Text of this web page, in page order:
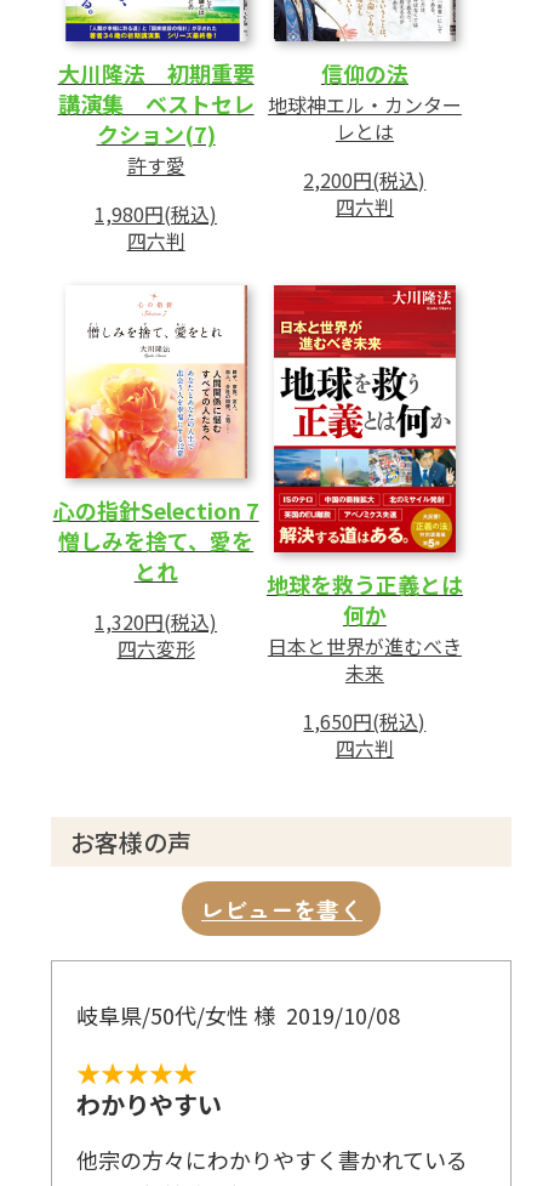
大川隆法 初期重要
講演集 ベストセレ
クション(7)
許す愛
1,980円(税込)
四六判
信仰の法
地球神エル・カンター
レとは
2,200円(税込)
四六判
心の指針Selection 7
憎しみを捨て、愛を
とれ
1,320円(税込)
四六変形
地球を救う正義とは
何か
日本と世界が進むべき
未来
1,650円(税込)
四六判
お客様の声
レビューを書く
岐阜県/50代/女性 様 2019/10/08
★★★★★
わかりやすい
他宗の方々にわかりやすく書かれている